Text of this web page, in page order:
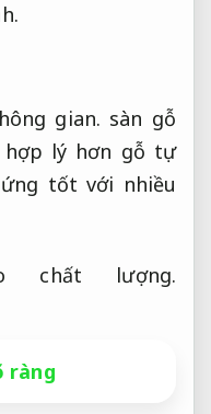
gian. sàn gỗ
hợp lý hơn gỗ tự
tốt với nhiều
chất lượng.
ràng